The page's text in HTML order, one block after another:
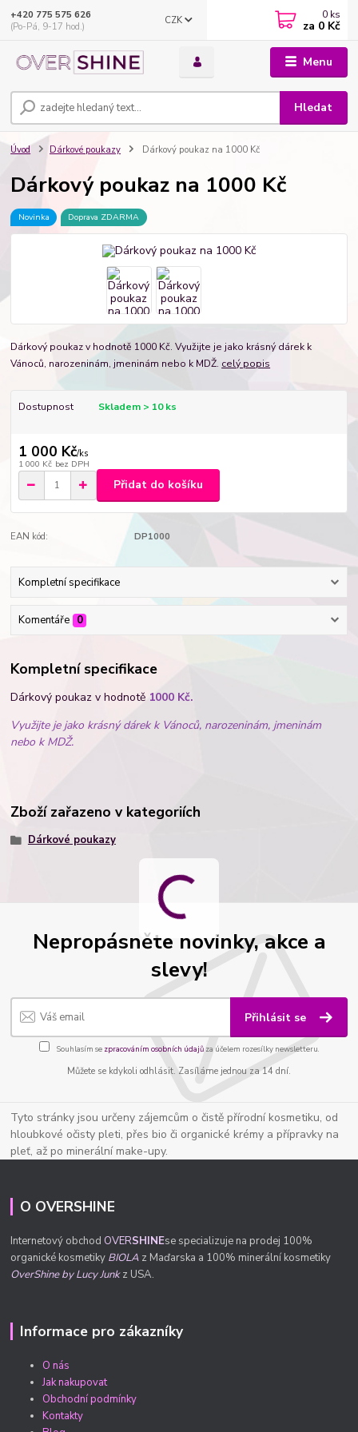
Menu
CZK
Hledat
+420 775 575 626
(Po-Pá, 9-17 hod.)
0 ks
za 0 Kč
Úvod Dárkové poukazy Dárkový poukaz na 1000 Kč
Dárkový poukaz na 1000 Kč
Novinka Doprava ZDARMA
Dárkový poukaz v hodnotě 1000 Kč. Využijte je jako krásný dárek k
Vánoců, narozeninám, jmeninám nebo k MDŽ. celý popis
Dostupnost Skladem > 10 ks
1 000 Kč/ks
1 000 Kč bez DPH
Přidat do košíku
EAN kód: DP1000
Kompletní specifikace
Komentáře 0
Kompletní specifikace
Dárkový poukaz v hodnotě 1000 Kč.
Využijte je jako krásný dárek k Vánoců, narozeninám, jmeninám
nebo k MDŽ.
Zboží zařazeno v kategoriích
Dárkové poukazy
Nepropásněte novinky, akce a
slevy!
Přihlásit se
Souhlasím se zpracováním osobních údajůza účelem rozesílky newsletteru.
Můžete se kdykoli odhlásit. Zasíláme jednou za 14 dní.
Tyto stránky jsou určeny zájemcům o čistě přírodní kosmetiku, od
hloubkové očisty pleti, přes bio či organické krémy a přípravky na
pleť, až po minerální make-upy.
O OVERSHINE
Internetový obchod OVERSHINEse specializuje na prodej 100%
organické kosmetiky BIOLA z Maďarska a 100% minerální kosmetiky
OverShine by Lucy Junkz USA.
Informace pro zákazníky
O nás
Jak nakupovat
Obchodní podmínky
Kontakty